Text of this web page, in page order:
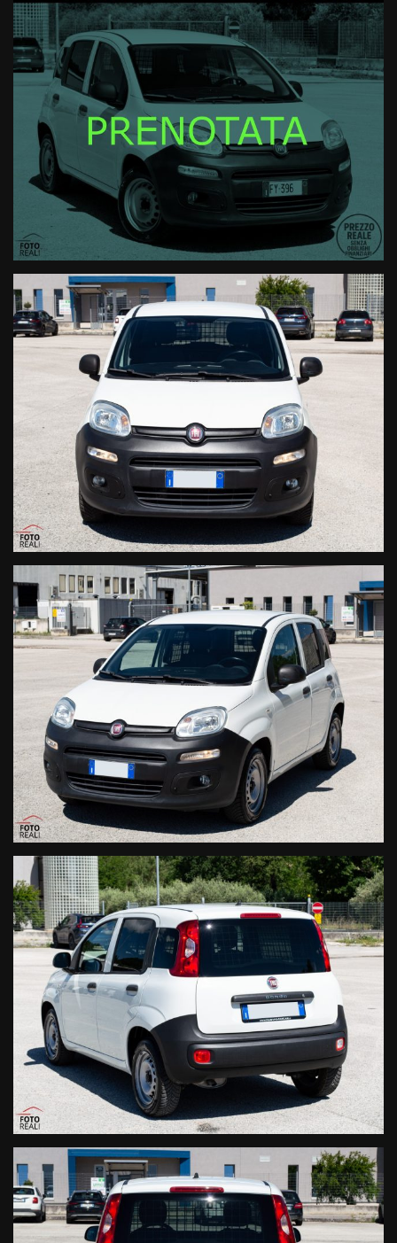
FIAT : PANDA VAN 1.2 69 CV POP
Data di immatricolazione: 09/2019
Telaio/VIN:
ZFA31200003D41492
N.B. IL PREZZO ESPOSTO E' DA INTENDERSI IVA ESCLUSA
Veicolo in BUONE condizioni generali, UNICO intestatario precedente,
NON fumatori, Davvero ben tenuta
GARANZIA 12 MESI. (Possibilità di estenderla a 24-36 mesi tramite
Garanzia convenzionale ConformGest.)
Fatturabile Iva esposta (NON COMPRESA NEL PREZZO)
Trasferimento di proprietà escluso dal prezzo
DISPONIBILE IN SEDE PER VISIONE E PROVA !
Finanziabile anche per l intero importo ( contattaci o invia una mail a
alle tue esigenze )
PER QUALSIASI INFORMAZIONE NON ESITATE A CONTATTARCI !
Tel. 0733.64.51.36
Fax.0733.63.43.86
Cell. 333.28.73.729 ( Anche What's App )
web: nuovasamicar it
mail: info CHIOCCIOLA nuovasamicar it
L' annuncio è stato creato con attenzione ma a volte potrebbe
contenere degli errori, vi preghiamo di contattarci per ulteriori
conferme.